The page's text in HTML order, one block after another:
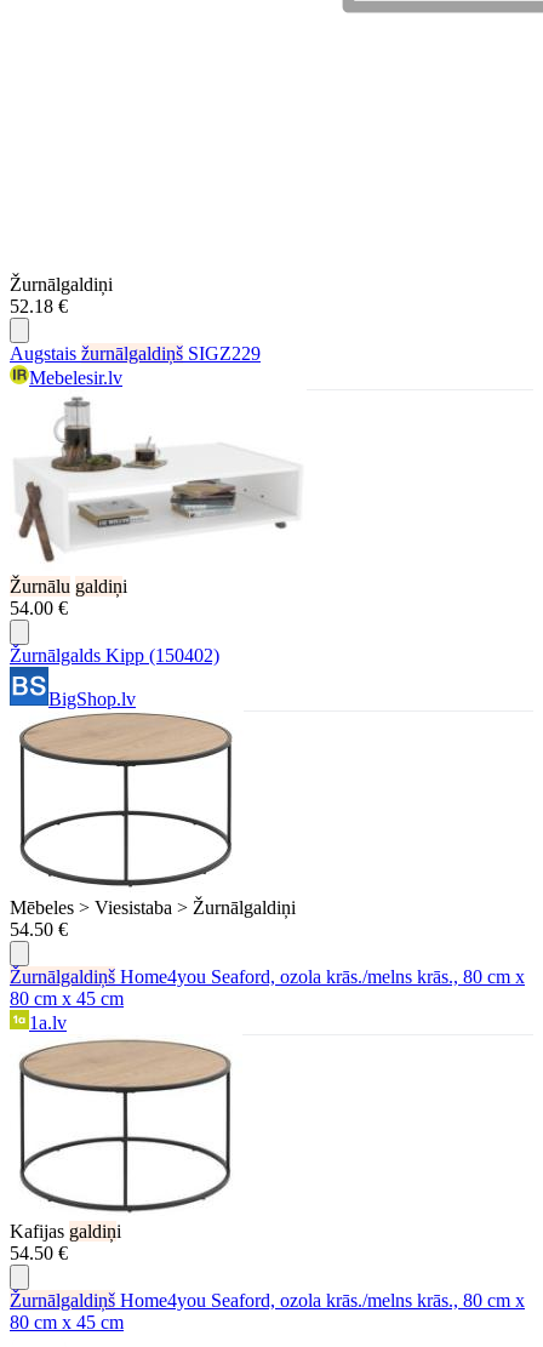
Žurnālgaldiņi
52.18 €
Augstais žurnālgaldiņš SIGZ229
Mebelesir.lv
Žurnālu galdiņi
54.00 €
Žurnālgalds Kipp (150402)
BigShop.lv
Mēbeles > Viesistaba > Žurnālgaldiņi
54.50 €
Žurnālgaldiņš Home4you Seaford, ozola krās./melns krās., 80 cm x
80 cm x 45 cm
1a.lv
Kafijas galdiņi
54.50 €
Žurnālgaldiņš Home4you Seaford, ozola krās./melns krās., 80 cm x
80 cm x 45 cm